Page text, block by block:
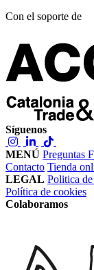
Con el soporte de
Síguenos
MENÚ Preguntas
Contacto Tienda
LEGAL Politica
Política de cookies
Colaboramos